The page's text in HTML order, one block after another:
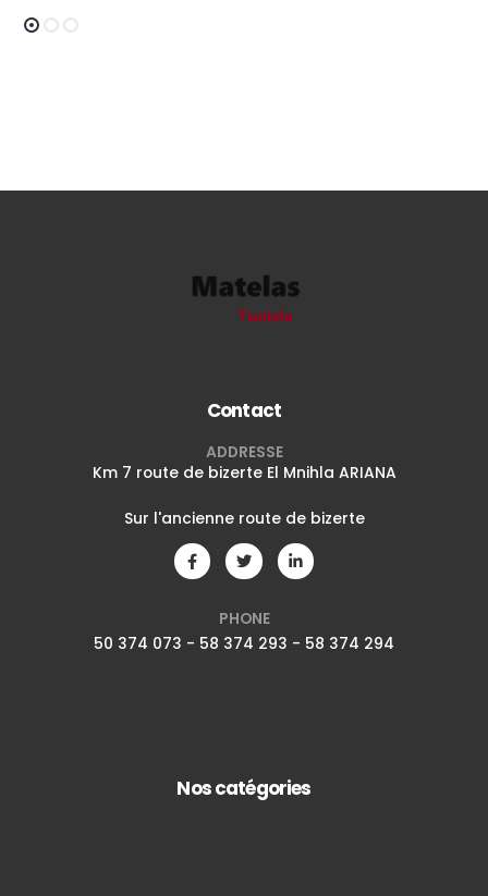
Contact
ADDRESSE
Km 7 route de bizerte El Mnihla ARIANA
Sur l'ancienne route de bizerte
PHONE
50 374 073 - 58 374 293 - 58 374 294
Nos catégories